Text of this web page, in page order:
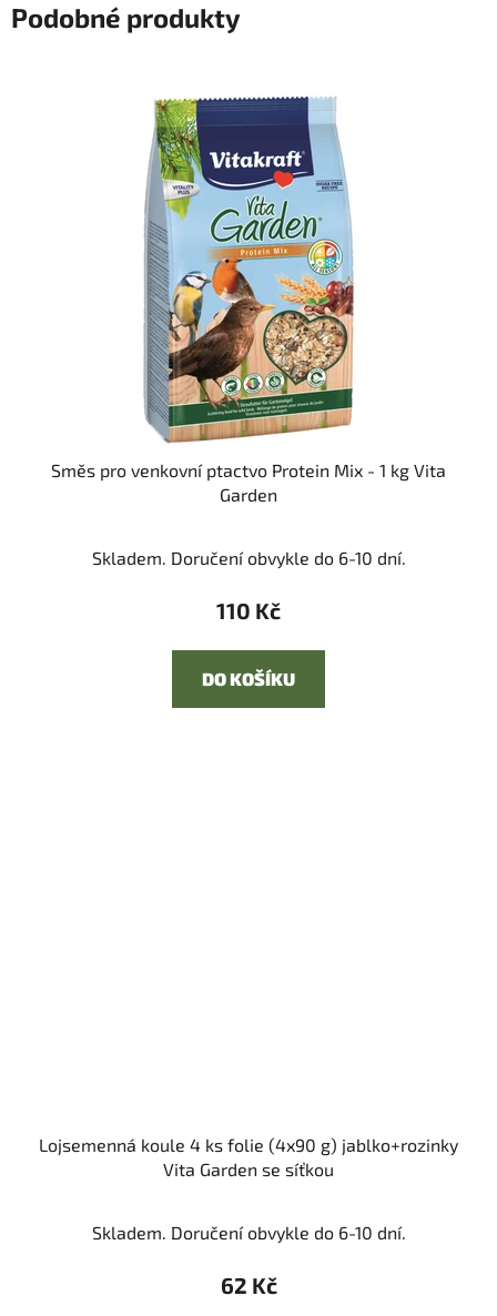
Podobné produkty
Směs pro venkovní ptactvo Protein Mix - 1 kg Vita
Garden
Skladem. Doručení obvykle do 6-10 dní.
110 Kč
DO KOŠÍKU
Lojsemenná koule 4 ks folie (4x90 g) jablko+rozinky
Vita Garden se síťkou
Skladem. Doručení obvykle do 6-10 dní.
62 Kč